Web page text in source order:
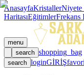
AnasayfaKristallerNiyete
HaritasıEğitimlerFrekans
menu
search shopping_bag
search loginGİRİŞ